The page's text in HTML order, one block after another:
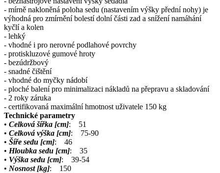
- mírně nakloněná poloha sedu (nastavením výšky přední nohy) je
výhodná pro zmírnění bolestí dolní části zad a snížení namáhání
kyčlí a kolen
- lehký
- vhodné i pro nerovné podlahové povrchy
- protiskluzové gumové hroty
- bezúdržbový
- snadné čištění
- vhodné do myčky nádobí
- ploché balení pro minimalizaci nákladů na přepravu a skladování
- 2 roky záruka
- certifikovaná maximální hmotnost uživatele 150 kg
Technické parametry
• Celková šířka [cm]: 51
• Celková výška [cm]: 75-90
• Šíře sedu [cm]: 46
• Hloubka sedu [cm]: 35
• Výška sedu [cm]: 39-54
• Nosnost [kg]: 150